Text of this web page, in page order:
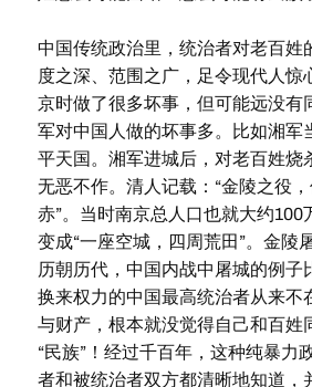
中国传统政治里，统治者对老百姓
度之深、范围之广，足令现代人惊
京时做了很多坏事，但可能远没有
军对中国人做的坏事多。比如湘军
平天国。湘军进城后，对老百姓烧
无恶不作。清人记载：“金陵之役
赤”。当时南京总人口也就大约100
变成“一座空城，四周荒田”。金陵
历朝历代，中国内战中屠城的例子
换来权力的中国最高统治者从来不
与财产，根本就没觉得自己和百姓
“民族”！经过千百年，这种纯暴力
者和被统治者双方都清晰地知道，